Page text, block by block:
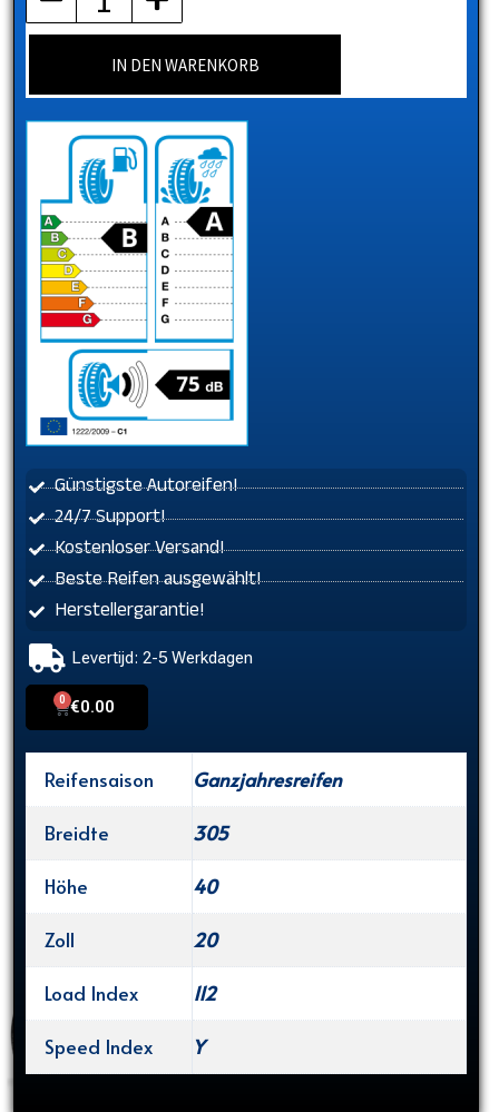
IN DEN WARENKORB
Günstigste Autoreifen!
24/7 Support!
Kostenloser Versand!
Beste Reifen ausgewählt!
Herstellergarantie!
Levertijd: 2-5 Werkdagen
€0.00
0
Cart
Reifensaison
Ganzjahresreifen
Breidte
305
Höhe
40
Zoll
20
Load Index
112
Speed Index
Y